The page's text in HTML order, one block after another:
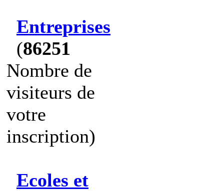
Entreprises
(86251
Nombre de
visiteurs de
votre
inscription)
Ecoles et